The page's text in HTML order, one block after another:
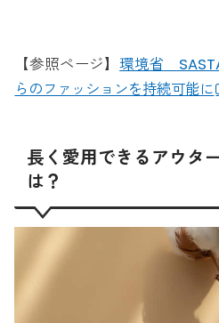
【参照ページ】環境省
らのファッションを持続可能に
長く愛用できるアウタ
は？